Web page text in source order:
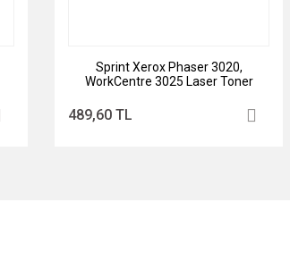
Sprint Xerox Phaser 3020,
WorkCentre 3025 Laser Toner
489,60 TL